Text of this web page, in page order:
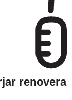
renovera